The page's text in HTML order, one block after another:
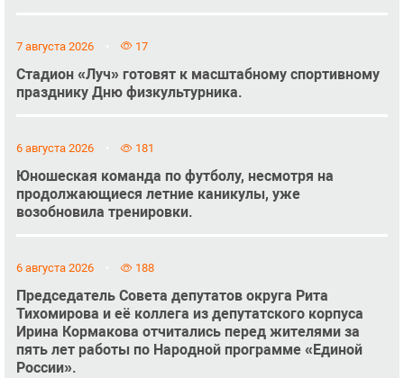
7 августа 2026 17
Стадион «Луч» готовят к масштабному спортивному
празднику Дню физкультурника.
6 августа 2026 181
Юношеская команда по футболу, несмотря на
продолжающиеся летние каникулы, уже
возобновила тренировки.
6 августа 2026 188
Председатель Совета депутатов округа Рита
Тихомирова и её коллега из депутатского корпуса
Ирина Кормакова отчитались перед жителями за
пять лет работы по Народной программе «Единой
России».